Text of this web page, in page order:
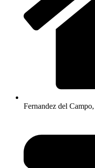
Fernandez del